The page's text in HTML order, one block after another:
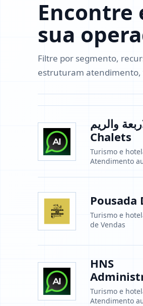
Encontre
sua
Filtre por segmento,
estruturam atendimento,
والريم
Chalets
Turismo e
Atendimento
Pousada
Turismo e
de Vendas
HNS
Turismo e
Atendimento